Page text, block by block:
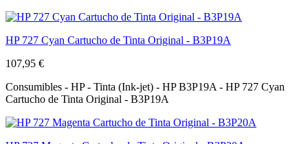
HP 727 Cyan Cartucho de Tinta Original - B3P19A
107,95 €
Consumibles - HP - Tinta (Ink-jet) - HP B3P19A - HP 727 Cyan
Cartucho de Tinta Original - B3P19A